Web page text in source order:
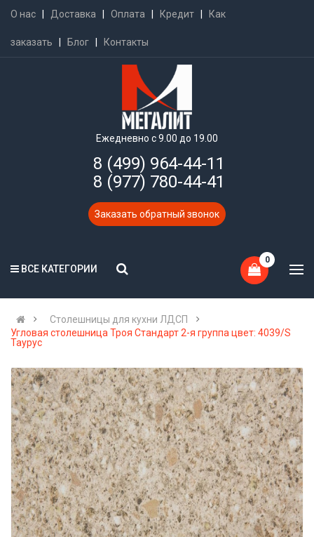
О нас Доставка Оплата Кредит Как
заказать Блог Контакты
Ежедневно с 9.00 до 19.00
8 (499) 964-44-11
8 (977) 780-44-41
Заказать обратный звонок
ВСЕ КАТЕГОРИИ
0
Cтолешницы для кухни ЛДСП
Угловая столешница Троя Стандарт 2-я группа цвет: 4039/S
Таурус